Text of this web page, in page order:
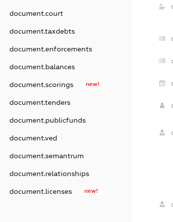
document.court
document.taxdebts
document.enforcements
document.balances
document.scorings new!
document.tenders
document.publicfunds
document.ved
document.semantrum
document.relationships
document.licenses new!